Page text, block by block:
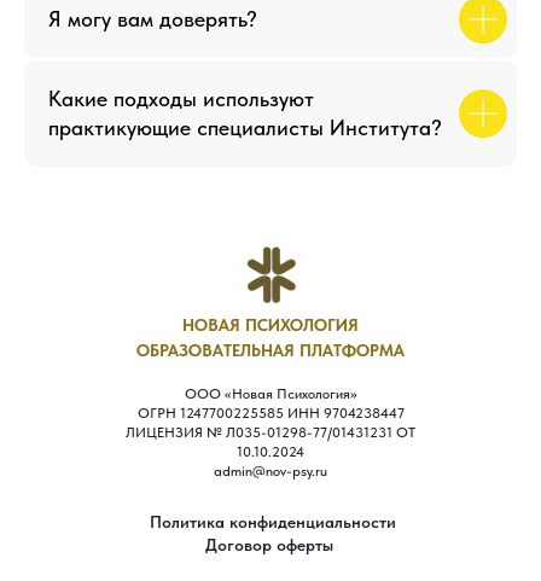
Я могу вам доверять?
Какие подходы используют
практикующие специалисты Института?
ООО «Новая Психология»
ОГРН 1247700225585 ИНН 9704238447
ЛИЦЕНЗИЯ № Л035-01298-77/01431231 ОТ
10.10.2024
admin@nov-psy.ru
Политика конфиденциальности
Договор оферты
НОВАЯ ПСИХОЛОГИЯ
ОБРАЗОВАТЕЛЬНАЯ ПЛАТФОРМА